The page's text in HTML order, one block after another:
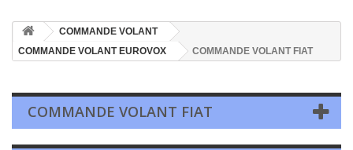
COMMANDE VOLANT
COMMANDE VOLANT EUROVOX
COMMANDE VOLANT FIAT
COMMANDE VOLANT FIAT